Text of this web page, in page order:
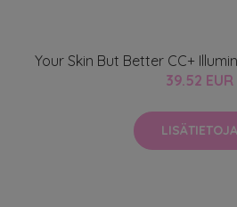
Your Skin But Better CC+
39.52 EUR
LISÄTIETOJA